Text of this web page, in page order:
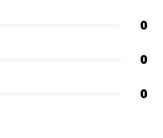
0
0
0